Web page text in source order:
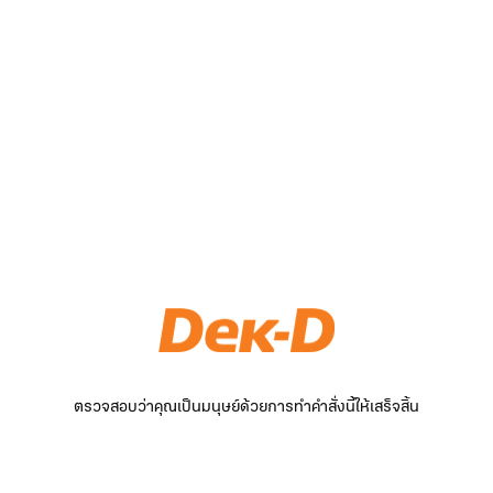
ตรวจสอบว่าคุณเป็นมนุษย์ด้วยการทำคำสั่งนี้ให้เสร็จสิ้น